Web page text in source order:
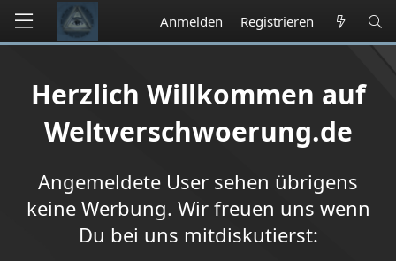
Anmelden Registrieren
Herzlich Willkommen auf
Weltverschwoerung.de
Angemeldete User sehen übrigens
keine Werbung. Wir freuen uns wenn
Du bei uns mitdiskutierst: